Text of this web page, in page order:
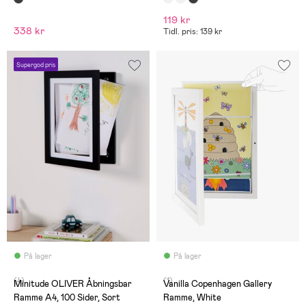
338 kr
119 kr
Tidl. pris: 139 kr
Supergod pris
På lager
(4)
Minitude OLIVER Åbningsbar
Ramme A4, 100 Sider, Sort
På lager
(1)
Vanilla Copenhagen Gallery
Ramme, White